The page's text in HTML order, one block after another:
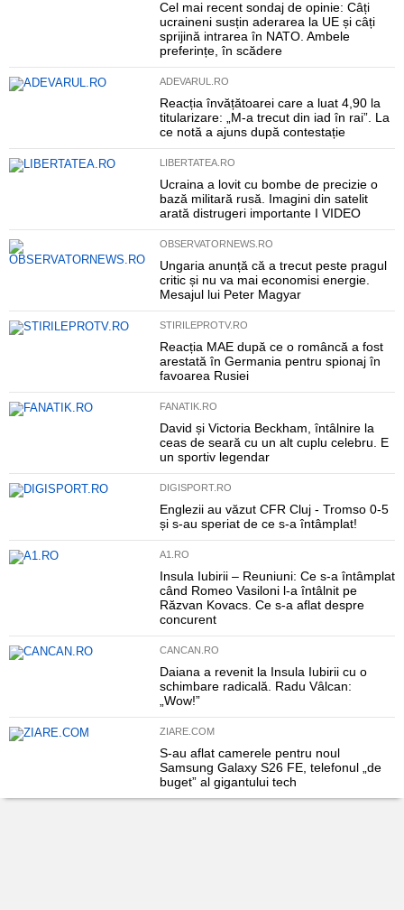
Cel mai recent sondaj de opinie: Câți
ucraineni susțin aderarea la UE și câți
sprijină intrarea în NATO. Ambele
preferințe, în scădere
ADEVARUL.RO
Reacția învățătoarei care a luat 4,90 la
titularizare: „M-a trecut din iad în rai”. La
ce notă a ajuns după contestație
LIBERTATEA.RO
Ucraina a lovit cu bombe de precizie o
bază militară rusă. Imagini din satelit
arată distrugeri importante I VIDEO
OBSERVATORNEWS.RO
Ungaria anunță că a trecut peste pragul
critic și nu va mai economisi energie.
Mesajul lui Peter Magyar
STIRILEPROTV.RO
Reacția MAE după ce o româncă a fost
arestată în Germania pentru spionaj în
favoarea Rusiei
FANATIK.RO
David și Victoria Beckham, întâlnire la
ceas de seară cu un alt cuplu celebru. E
un sportiv legendar
DIGISPORT.RO
Englezii au văzut CFR Cluj - Tromso 0-5
și s-au speriat de ce s-a întâmplat!
A1.RO
Insula Iubirii – Reuniuni: Ce s-a întâmplat
când Romeo Vasiloni l-a întâlnit pe
Răzvan Kovacs. Ce s-a aflat despre
concurent
CANCAN.RO
Daiana a revenit la Insula Iubirii cu o
schimbare radicală. Radu Vâlcan:
„Wow!”
ZIARE.COM
S-au aflat camerele pentru noul
Samsung Galaxy S26 FE, telefonul „de
buget” al gigantului tech